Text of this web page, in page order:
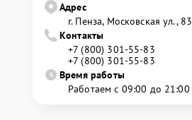
Адрес
г. Пенза, Московская ул., 83
Контакты
+7 (800) 301-55-83
+7 (800) 301-55-83
Время работы
Работаем с 09:00 до 21:00